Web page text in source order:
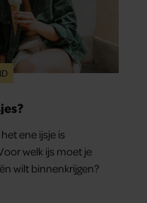
ene ijsje is
welk ijs moet je
wilt binnenkrijgen?